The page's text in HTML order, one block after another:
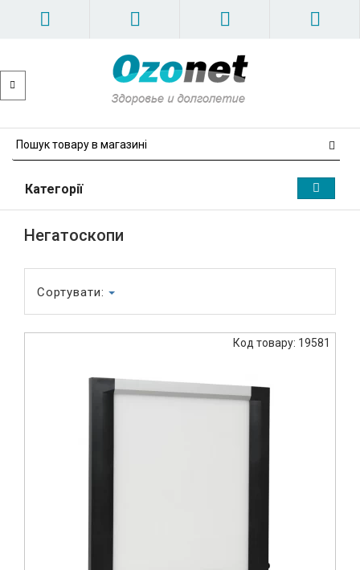
Категорії
Негатоскопи
Сортувати:
Код товару: 19581